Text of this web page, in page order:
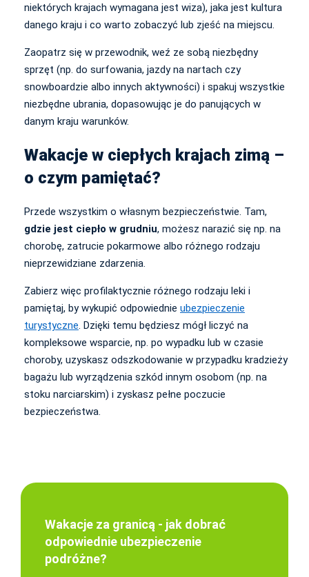
niektórych krajach wymagana jest wiza), jaka jest kultura
danego kraju i co warto zobaczyć lub zjeść na miejscu.
Zaopatrz się w przewodnik, weź ze sobą niezbędny
sprzęt (np. do surfowania, jazdy na nartach czy
snowboardzie albo innych aktywności) i spakuj wszystkie
niezbędne ubrania, dopasowując je do panujących w
danym kraju warunków.
Wakacje w ciepłych krajach zimą –
o czym pamiętać?
Przede wszystkim o własnym bezpieczeństwie. Tam,
gdzie jest ciepło w grudniu, możesz narazić się np. na
chorobę, zatrucie pokarmowe albo różnego rodzaju
nieprzewidziane zdarzenia.
Zabierz więc profilaktycznie różnego rodzaju leki i
pamiętaj, by wykupić odpowiednie ubezpieczenie
turystyczne. Dzięki temu będziesz mógł liczyć na
kompleksowe wsparcie, np. po wypadku lub w czasie
choroby, uzyskasz odszkodowanie w przypadku kradzieży
bagażu lub wyrządzenia szkód innym osobom (np. na
stoku narciarskim) i zyskasz pełne poczucie
bezpieczeństwa.
Wakacje za granicą - jak dobrać
odpowiednie ubezpieczenie
podróżne?